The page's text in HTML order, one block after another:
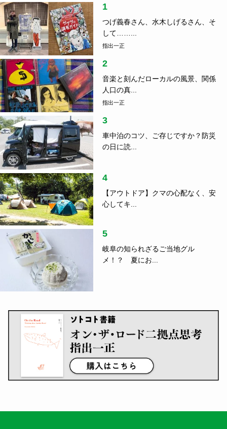
1
つげ義春さん、水木しげるさん、そ
して……...
指出一正
2
音楽と刻んだローカルの風景、関係
人口の真...
指出一正
3
車中泊のコツ、ご存じですか？防災
の日に読...
4
【アウトドア】クマの心配なく、安
心してキ...
5
岐阜の知られざるご当地グル
メ！？ 夏にお...